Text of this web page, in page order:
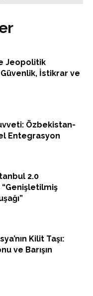
Jeopolitik
İstikrar ve
Özbekistan-
Entegrasyon
2.0
“Genişletilmiş
Kilit Taşı:
ve Barışın